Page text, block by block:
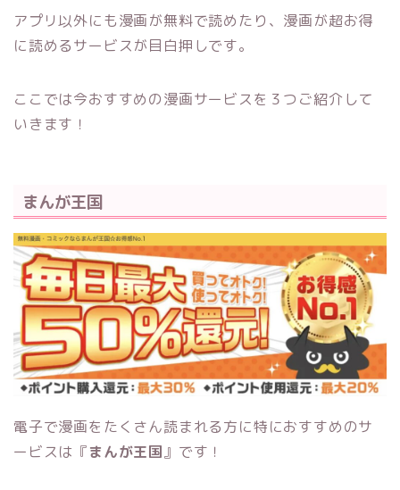
アプリ以外にも漫画が無料で読めたり、漫画が超お得
に読めるサービスが目白押しです。
ここでは今おすすめの漫画サービスを３つご紹介して
いきます！
まんが王国
電子で漫画をたくさん読まれる方に特におすすめのサ
ービスは『まんが王国』です！